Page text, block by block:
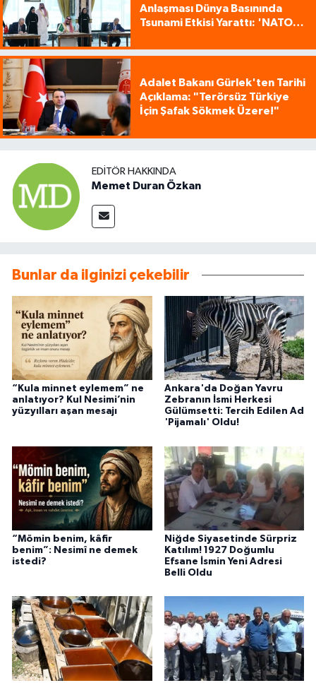
Anlaşması Dünya Basınında
Tsunami Etkisi Yarattı: 'NATO
Adalet Bakanı Gürlek'ten Tarihi
Açıklama: "Terörsüz Türkiye
İçin Şafak Sökmek Üzere!"
EDITÖR HAKKINDA
Memet Duran Özkan
Bunlar da ilginizi çekebilir
“Kula minnet eylemem” ne
anlatıyor? Kul Nesimi’nin
yüzyılları aşan mesajı
Ankara'da Doğan Yavru
Zebranın İsmi Herkesi
Gülümsetti: Tercih Edilen Ad
'Pijamalı' Oldu!
“Mömin benim, kâfir
benim”: Nesimî ne demek
istedi?
Niğde Siyasetinde Sürpriz
Katılım! 1927 Doğumlu
Efsane İsmin Yeni Adresi
Belli Oldu